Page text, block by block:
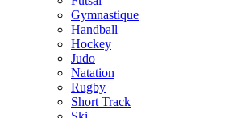
Gymnastique
Handball
Hockey
Judo
Natation
Rugby
Short Track